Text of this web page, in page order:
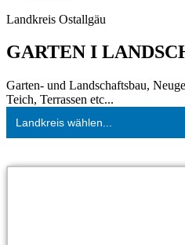
Landkreis Ostallgäu
GARTEN I
Garten- und Landschaftsbau,
Teich, Terrassen etc...
Landkreis wählen...